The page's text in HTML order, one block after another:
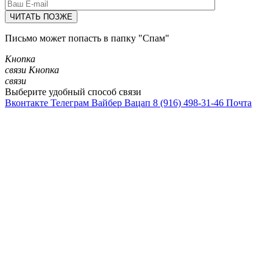
Письмо может попасть в папку "Спам"
Кнопка
связи Кнопка
связи
Выберите удобный способ связи
Вконтакте Телеграм Вайбер Вацап 8 (916) 498-31-46 Почта